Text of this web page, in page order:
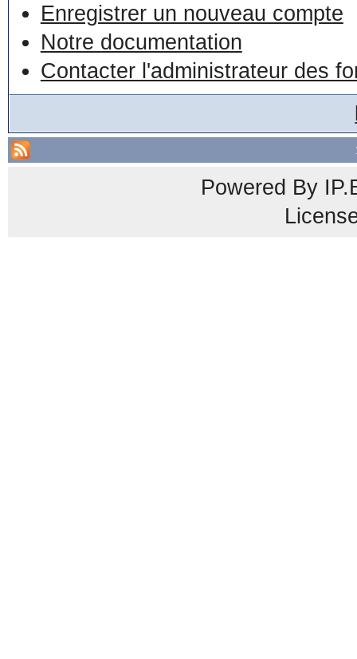
Enregistrer un nouveau compte
Notre documentation
Contacter l'administrateur des
Powered By